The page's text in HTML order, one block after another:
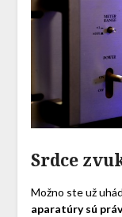
Srdce
Možno ste už
aparatúry sú